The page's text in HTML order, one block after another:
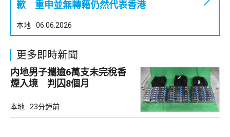
歉 重申並無轉籍仍然代表香港
本地 06.06.2026
更多即時新聞
内地男子攜逾6萬支未完稅香
煙入境 判囚8個月
本地 23分鐘前